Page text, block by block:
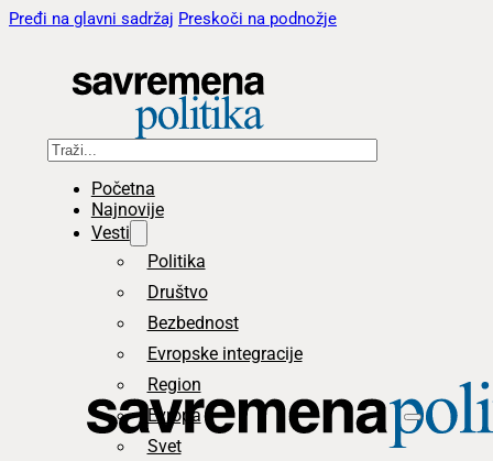
Pređi na glavni sadržaj Preskoči na podnožje
Pretraga
Početna
Najnovije
Vesti
Politika
Društvo
Bezbednost
Evropske integracije
Region
Evropa
Svet